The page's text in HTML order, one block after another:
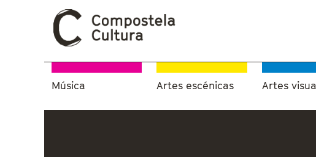
Música Artes escénicas Artes